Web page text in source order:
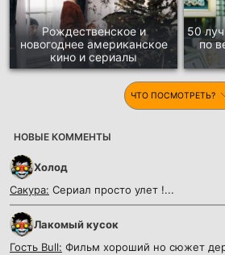
Рождественское и
новогоднее американское
кино и сериалы
50
по
ЧТО ПОСМОТРЕТЬ?
НОВЫЕ КОММЕНТЫ
Холод
Сакура: Сериал просто улет !...
Лакомый кусок
Гость Bull: Фильм хороший но сюжет